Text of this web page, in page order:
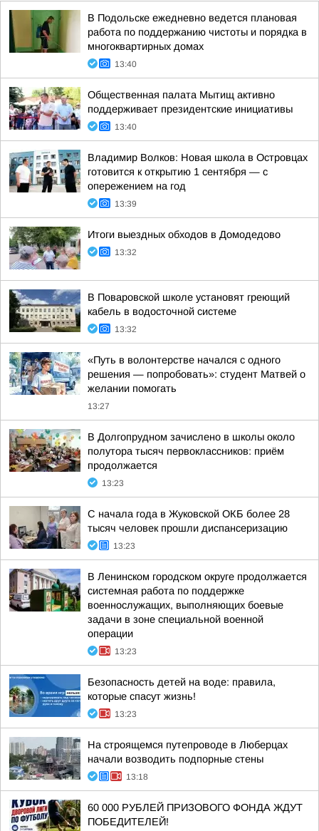
В Подольске ежедневно ведется плановая
работа по поддержанию чистоты и порядка в
многоквартирных домах
13:40
Общественная палата Мытищ активно
поддерживает президентские инициативы
13:40
Владимир Волков: Новая школа в Островцах
готовится к открытию 1 сентября — с
опережением на год
13:39
Итоги выездных обходов в Домодедово
13:32
В Поваровской школе установят греющий
кабель в водосточной системе
13:32
«Путь в волонтерстве начался с одного
решения — попробовать»: студент Матвей о
желании помогать
13:27
В Долгопрудном зачислено в школы около
полутора тысяч первоклассников: приём
продолжается
13:23
С начала года в Жуковской ОКБ более 28
тысяч человек прошли диспансеризацию
13:23
В Ленинском городском округе продолжается
системная работа по поддержке
военнослужащих, выполняющих боевые
задачи в зоне специальной военной
операции
13:23
Безопасность детей на воде: правила,
которые спасут жизнь!
13:23
На строящемся путепроводе в Люберцах
начали возводить подпорные стены
13:18
60 000 РУБЛЕЙ ПРИЗОВОГО ФОНДА ЖДУТ
ПОБЕДИТЕЛЕЙ!